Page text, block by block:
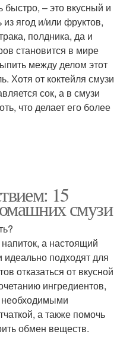
быстро, – это вкусный и
ягод и/или фруктов,
полдника, да и
становится в мире
между делом этот
Хотя от коктейля смузи
сок, а в смузи
что делает его более
15
смузи
а настоящий
подходят для
отказаться от вкусной
ингредиентов,
необходимыми
а также помочь
обмен веществ.